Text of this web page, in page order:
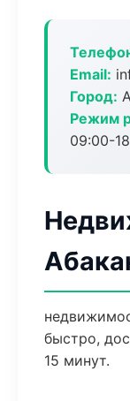
Email:
Город:
Режим
09:00-
быстро,
15 минут.